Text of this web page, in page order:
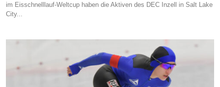
im Eisschnelllauf-Weltcup haben die Aktiven des DEC Inzell in Salt Lake
City...